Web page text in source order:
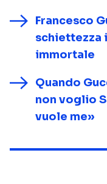
Francesco
schiettezza
immortale
Quando
non voglio
vuole me»